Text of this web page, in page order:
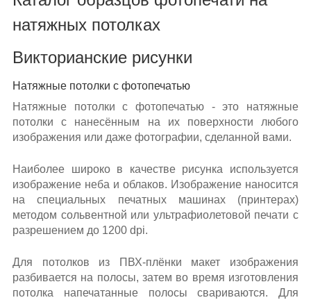
натяжных потолках
Викторианские рисунки
Натяжные потолки с фотопечатью
Натяжные потолки с фотопечатью - это натяжные
потолки с нанесённым на их поверхности любого
изображения или даже фотографии, сделанной вами.
Наиболее широко в качестве рисунка используется
изображение неба и облаков. Изображение наносится
на специальных печатных машинах (принтерах)
методом сольвентной или ультрафиолетовой печати с
разрешением до 1200 dpi.
Для потолков из ПВХ-плёнки макет изображения
разбивается на полосы, затем во время изготовления
потолка напечатанные полосы свариваются. Для